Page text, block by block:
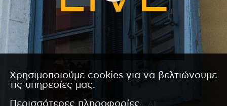
Copyright © 2026 by Kanali 6. All
Χρησιμοποιούμε cookies για να βελτιώνουμε
τις υπηρεσίες μας.
Περισσότερες πληροφορίες